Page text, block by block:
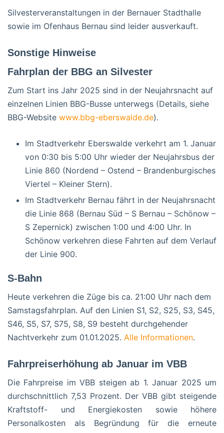
Silvesterveranstaltungen in der Bernauer Stadthalle
sowie im Ofenhaus Bernau sind leider ausverkauft.
Sonstige Hinweise
Fahrplan der BBG an Silvester
Zum Start ins Jahr 2025 sind in der Neujahrsnacht auf
einzelnen Linien BBG-Busse unterwegs (Details, siehe
BBG-Website www.bbg-eberswalde.de).
Im Stadtverkehr Eberswalde verkehrt am 1. Januar
von 0:30 bis 5:00 Uhr wieder der Neujahrsbus der
Linie 860 (Nordend – Ostend – Brandenburgisches
Viertel – Kleiner Stern).
Im Stadtverkehr Bernau fährt in der Neujahrsnacht
die Linie 868 (Bernau Süd – S Bernau – Schönow –
S Zepernick) zwischen 1:00 und 4:00 Uhr. In
Schönow verkehren diese Fahrten auf dem Verlauf
der Linie 900.
S-Bahn
Heute verkehren die Züge bis ca. 21:00 Uhr nach dem
Samstagsfahrplan. Auf den Linien S1, S2, S25, S3, S45,
S46, S5, S7, S75, S8, S9 besteht durchgehender
Nachtverkehr zum 01.01.2025. Alle Informationen.
Fahrpreiserhöhung ab Januar im VBB
Die Fahrpreise im VBB steigen ab 1. Januar 2025 um
durchschnittlich 7,53 Prozent. Der VBB gibt steigende
Kraftstoff- und Energiekosten sowie höhere
Personalkosten als Begründung für die erneute